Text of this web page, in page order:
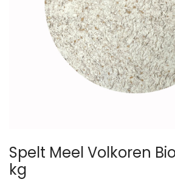
Spelt Meel Volkoren
kg